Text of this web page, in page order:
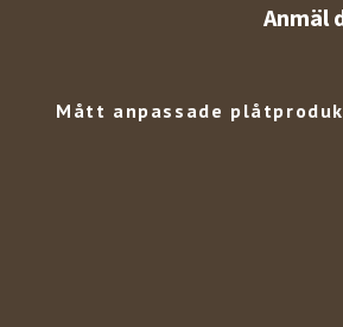
Anmäl
Mått anpassade